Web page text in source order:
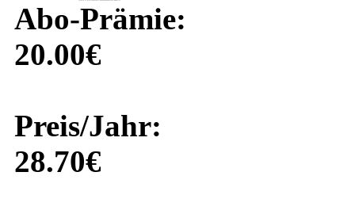
Abo-Prämie:
20.00€
Preis/Jahr:
28.70€